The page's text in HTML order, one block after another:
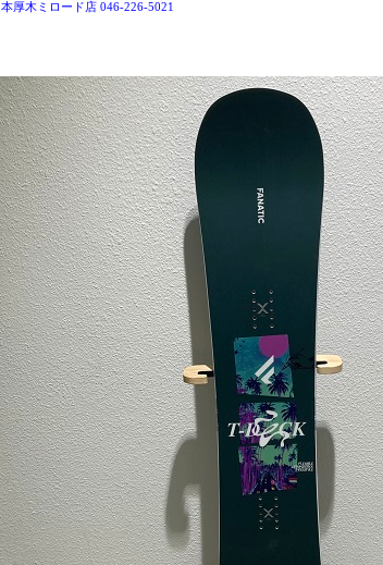
本厚木ミロード店 046-226-5021